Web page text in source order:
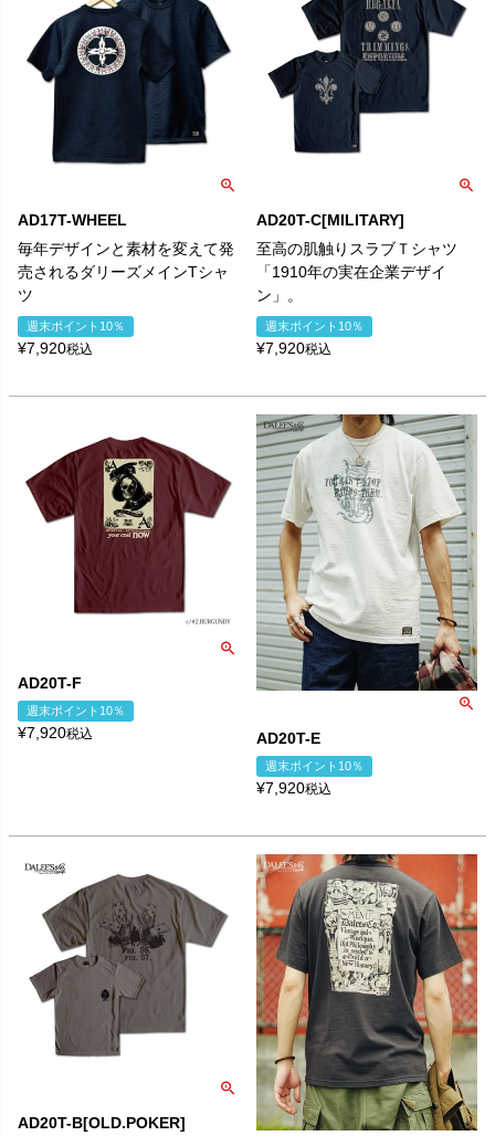
AD17T-WHEEL
毎年デザインと素材を変えて発
売されるダリーズメインTシャ
ツ
週末ポイント10％
¥7,920税込
AD20T-C[MILITARY]
至高の肌触りスラブＴシャツ
「1910年の実在企業デザイ
ン」。
週末ポイント10％
¥7,920税込
AD20T-F
週末ポイント10％
¥7,920税込 AD20T-E
週末ポイント10％
¥7,920税込
AD20T-B[OLD.POKER]